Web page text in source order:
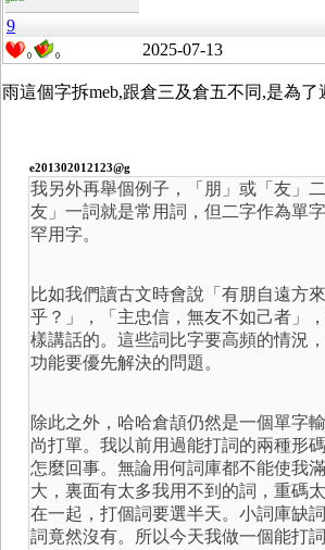
9
0 0 2025-07-13
雨這個字拆meb,跟倉三及倉五不同,是為了
e201302012123@g
我另外再舉個例子，「朋」或「友」
友」一詞就是常用詞，但二字作為單
罕用字。
比如我們讀古文時會說「有朋自遠方
乎？」，「主忠信，無友不如己者」
樣講話的。這些詞比字要高頻的情況
功能要優先解決的問題。
除此之外，哈哈倉頡仍然是一個單字
尚打單。我以前用過能打詞的兩種形
怎麼回事。無論用何詞庫都不能使我
大，裏面有太多我用不到的詞，重碼
在一起，打個詞要選半天。小詞庫缺
詞竟然沒有。所以今天我做一個能打